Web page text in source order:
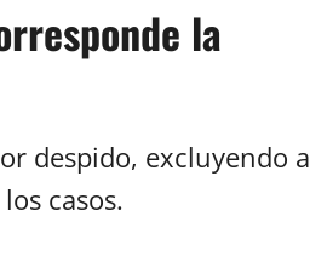
la
despido, excluyendo a
casos.